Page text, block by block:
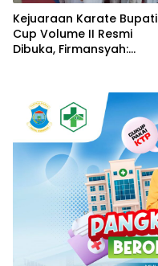
Kejuaraan Karate Bupati
Cup Volume II Resmi
Dibuka, Firmansyah: